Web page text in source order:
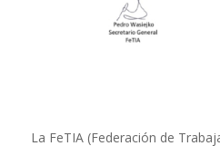
La FeTIA (Federación de